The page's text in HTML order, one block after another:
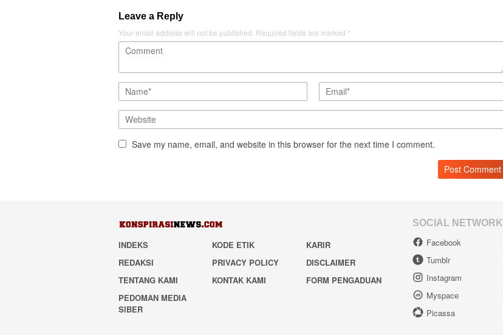
Leave a Reply
Your email address will not be published. Required fields are marked *
Save my name, email, and website in this browser for the next time I comment.
INDEKS KODE ETIK
KARIR
REDAKSI
PRIVACY POLICY
DISCLAIMER
TENTANG KAMI
KONTAK KAMI
FORM PENGADUAN
PEDOMAN MEDIA
SIBER
SOCIAL NETWORK
Facebook
Tumblr
Instagram
Myspace
Picassa